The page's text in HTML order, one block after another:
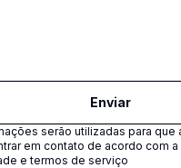
Enviar
serão utilizadas para que
em contato de acordo com a
e termos de serviço